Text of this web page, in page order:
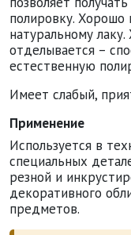
полировку. Хорошо
натуральному
отделывается –
естественную
Имеет слабый,
Применение
Используется в
специальных
резной и
декоративного
предметов.